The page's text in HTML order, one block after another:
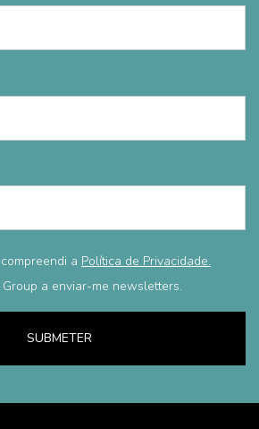
a Política de Privacidade.
a enviar-me newsletters.
SUBMETER